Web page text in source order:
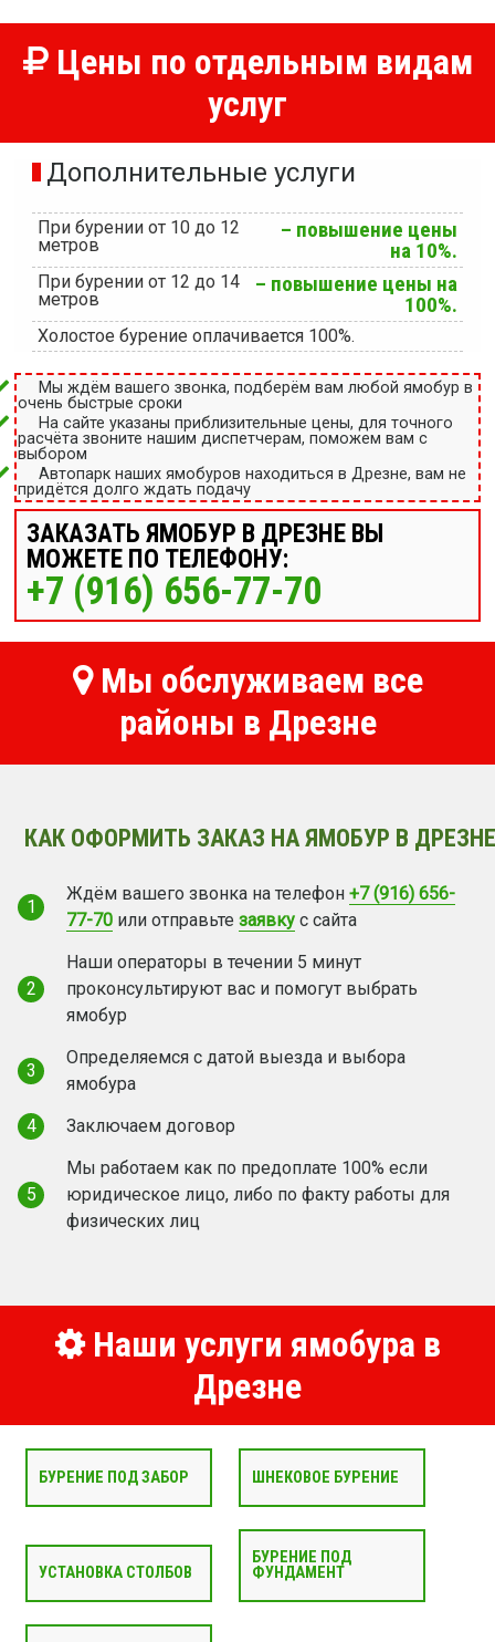
Цены по отдельным видам
услуг
Дополнительные услуги
При бурении от 10 до 12
метров
– повышение цены
на 10%.
При бурении от 12 до 14
метров
– повышение цены на
100%.
Холостое бурение оплачивается 100%.
Мы ждём вашего звонка, подберём вам любой ямобур в
очень быстрые сроки
На сайте указаны приблизительные цены, для точного
расчёта звоните нашим диспетчерам, поможем вам с
выбором
Автопарк наших ямобуров находиться в Дрезне, вам не
придётся долго ждать подачу
ЗАКАЗАТЬ ЯМОБУР В ДРЕЗНЕ ВЫ
МОЖЕТЕ ПО ТЕЛЕФОНУ:
+7 (916) 656-77-70
Мы обслуживаем все
районы в Дрезне
КАК ОФОРМИТЬ ЗАКАЗ НА ЯМОБУР В
1
Ждём вашего звонка на телефон +7 (916) 656-
77-70 или отправьте заявку с сайта
2
Наши операторы в течении 5 минут
проконсультируют вас и помогут выбрать
ямобур
3
Определяемся с датой выезда и выбора
ямобура
4
Заключаем договор
5
Мы работаем как по предоплате 100% если
юридическое лицо, либо по факту работы для
физических лиц
Наши услуги ямобура в
Дрезне
БУРЕНИЕ ПОД ЗАБОР ШНЕКОВОЕ БУРЕНИЕ
УСТАНОВКА СТОЛБОВ
БУРЕНИЕ ПОД
ФУНДАМЕНТ